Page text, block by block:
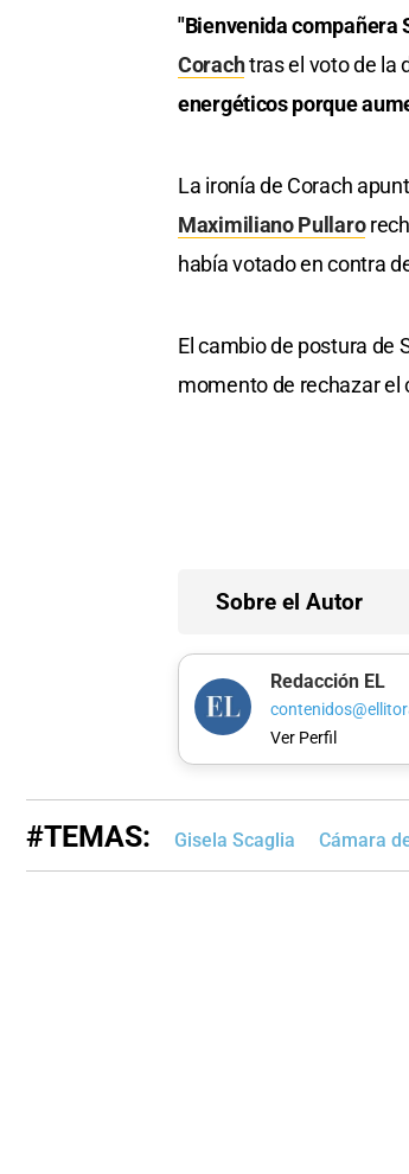
"Bienvenida compañera
Corachtras el voto de la
energéticos porque
La ironía de Corach
Maximiliano Pullaro
había votado en contra
El cambio de postura de
momento de rechazar el
Sobre el Autor
Redacción EL
Ver Perfil
#TEMAS: Gisela Scaglia Cámara